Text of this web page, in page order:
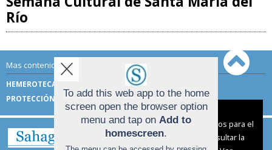
Río
Mas contenido de Sahagún Digital:
HEMEROTECA
TÉRMINOS DE USO
PROTECCIÓN DE DATOS
To add this web app to the home
screen open the browser option
menu and tap on Add to
homescreen.
Aviso sobre el Uso de cookies:
Utilizamos cookies nuestras y de terceros para el
funcionamiento del digital. Puedes consultar la